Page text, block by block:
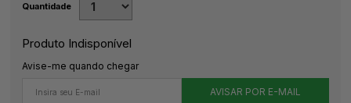
Quantidade
Produto Indisponível
Avise-me quando chegar